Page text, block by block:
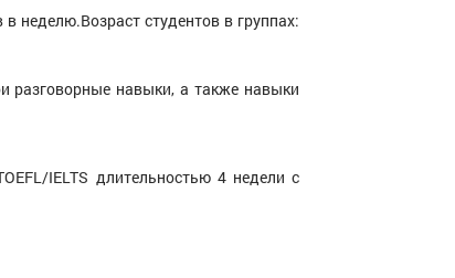
неделю.Возраст студентов в группах:
разговорные навыки, а также навыки
IELTS длительностью 4 недели с